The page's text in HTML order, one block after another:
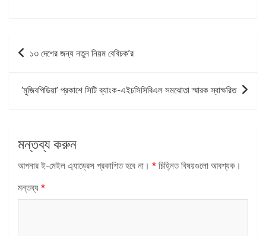
পোস্ট
১৩ দেশের জন্য নতুন নিয়ম বেবিচক’র
‘মুজিবপিডিয়া’ প্রকাশে সিটি ব্যাংক-এইচসিসিবিএল সমঝোতা স্মারক স্বাক্ষরিত
মন্তব্য করুন
আপনার ই-মেইল এ্যাড্রেস প্রকাশিত হবে না। * চিহ্নিত বিষয়গুলো আবশ্যক।
মন্তব্য *